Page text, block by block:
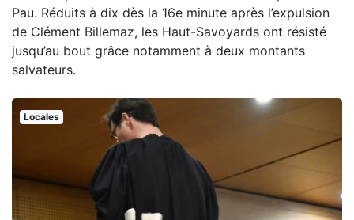
Pau. Réduits à dix dès la 16e minute après l’expulsion
de Clément Billemaz, les Haut-Savoyards ont résisté
jusqu’au bout grâce notamment à deux montants
salvateurs.
Locales